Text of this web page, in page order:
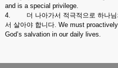
and is a special privilege.
4. 더 나아가서 적극적으로 하나님
서 살아야 합니다. We must
God’s salvation in our daily lives.